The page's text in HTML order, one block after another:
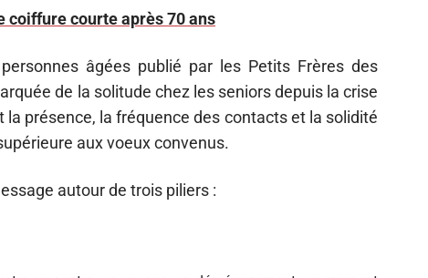
courte après 70 ans
âgées publié par les Petits Frères des
de la solitude chez les seniors depuis la crise
présence, la fréquence des contacts et la solidité
aux voeux convenus.
autour de trois piliers :